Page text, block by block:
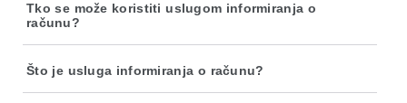
Tko se može koristiti uslugom informiranja o
računu?
Što je usluga informiranja o računu?